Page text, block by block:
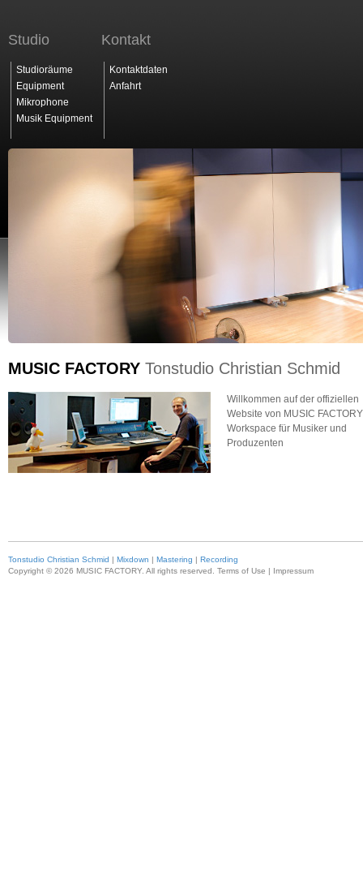
Leistungen Christian Schmid
Studio
Studioräume
Equipment
Mikrophone
Musik Equipment
Kontakt
Kontaktdaten
Anfahrt
MUSIC FACTORY Tonstudio Christian Schmid
Willkommen auf der offiziellen
Website von MUSIC
Workspace für Musiker und
Produzenten
Tonstudio Christian Schmid | Mixdown | Mastering | Recording
Copyright © 2026 MUSIC FACTORY. All rights reserved. Terms of Use | Impressum